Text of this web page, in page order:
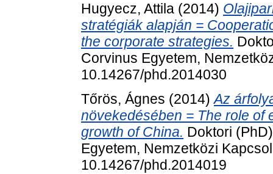
Hugyecz, Attila (2014)
stratégiák alapján =
the corporate strategies.
Corvinus Egyetem,
10.14267/phd.2014030
Tőrös, Ágnes (2014)Az
növekedésében = The role of
growth of China. Doktori
Egyetem, Nemzetközi
10.14267/phd.2014019